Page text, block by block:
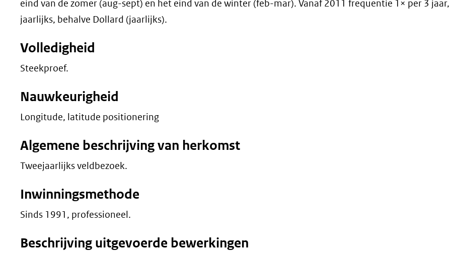
eind van de zomer (aug-sept) en het eind van de winter (feb-mar). Vanaf 2011 frequentie 1× per 3 jaar,
jaarlijks, behalve Dollard (jaarlijks).
Volledigheid
Steekproef.
Nauwkeurigheid
Longitude, latitude positionering
Algemene beschrijving van herkomst
Tweejaarlijks veldbezoek.
Inwinningsmethode
Sinds 1991, professioneel.
Beschrijving uitgevoerde bewerkingen